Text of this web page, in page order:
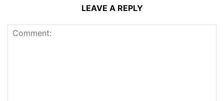
LEAVE A REPLY